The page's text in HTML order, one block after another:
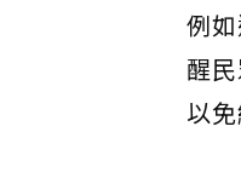
例
醒
以